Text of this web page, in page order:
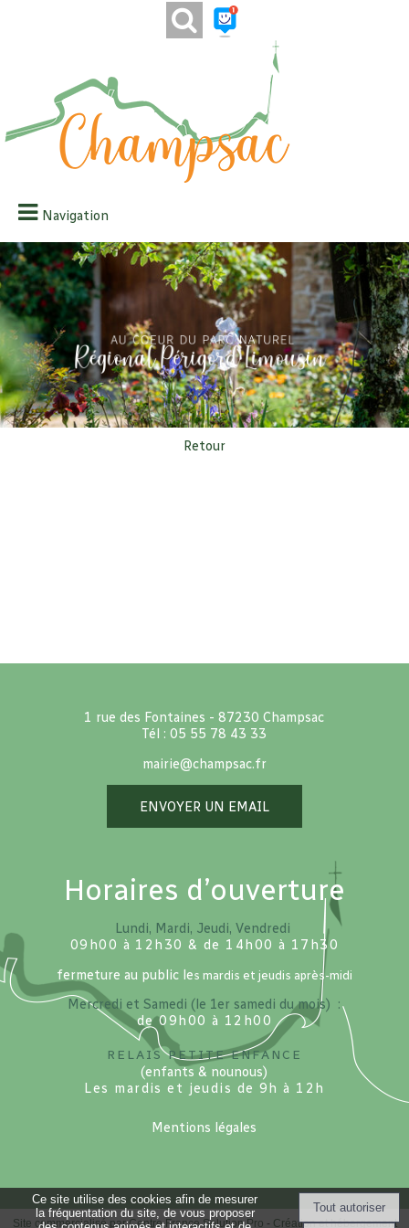
Navigation
Retour
1 rue des Fontaines - 87230 Champsac
Tél : 05 55 78 43 33
mairie@champsac.fr
ENVOYER UN EMAIL
Horaires d’ouverture
Lundi, Mardi, Jeudi, Vendredi
09h00 à 12h30 & de 14h00 à 17h30
fermeture au public les mardis et jeudis après-midi
Mercredi et Samedi (le 1er samedi du mois) :
de 09h00 à 12h00
Relais petite enfance
(enfants & nounous)
Les mardis et jeudis de 9h à 12h
Mentions légales
Site commercialisé par Centre France Solution Pro - Création et hébergement
Ce site utilise des cookies afin de mesurer
la fréquentation du site, de vous proposer